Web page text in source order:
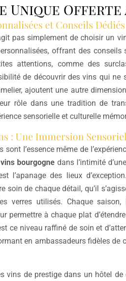
Unique
et Conseils Dédiés
pas simplement de choisir un
offrant des conseils
attentions, comme des
de découvrir des vins qui
ajoutent une autre
rôle dans une tradition de
sensorielle et culturelle
: Une Immersion
sont l’essence même de
vins bourgogne dans l’intimité
l’apanage des lieux
soin de chaque détail, qu’il
verres utilisés. Chaque
permettre à chaque plat
ce niveau raffiné de soin et
en ambassadeurs fidèles de
vins de prestige dans un hôtel